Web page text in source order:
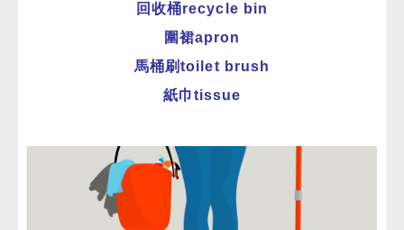
回收桶recycle bin
圍裙apron
馬桶刷toilet brush
紙巾tissue